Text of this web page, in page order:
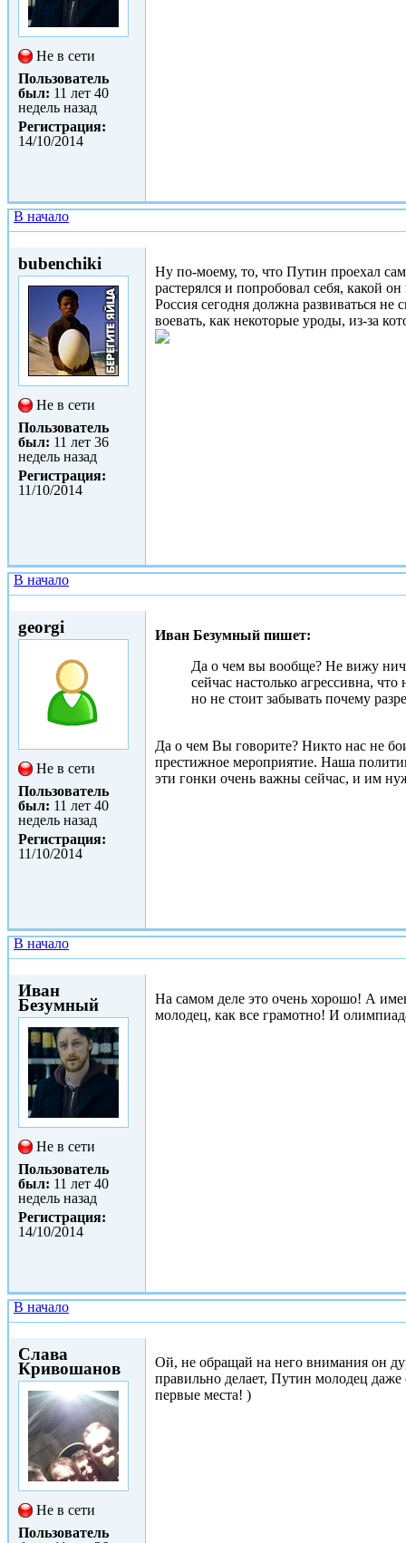
Не в сети
Пользователь
был: 11 лет 40
недель назад
Регистрация:
14/10/2014
В начало
bubenchiki
Не в сети
Пользователь
был: 11 лет 36
недель назад
Регистрация:
11/10/2014
Ну по-моему, то, что Путин проехал
растерялся и попробовал себя, какой
Россия сегодня должна развиваться
воевать, как некоторые уроды, из-за
В начало
georgi
Не в сети
Пользователь
был: 11 лет 40
недель назад
Регистрация:
11/10/2014
Иван Безумный пишет:
Да о чем вы вообще? Не вижу
сейчас настолько агрессивна,
но не стоит забывать почему
Да о чем Вы говорите? Никто нас не
престижное мероприятие. Наша
эти гонки очень важны сейчас, и им
В начало
Иван
Безумный
Не в сети
Пользователь
был: 11 лет 40
недель назад
Регистрация:
14/10/2014
На самом деле это очень хорошо! А
молодец, как все грамотно! И
В начало
Слава
Кривошанов
Не в сети
Пользователь
Ой, не обращай на него внимания он
правильно делает, Путин молодец даже
первые места! )